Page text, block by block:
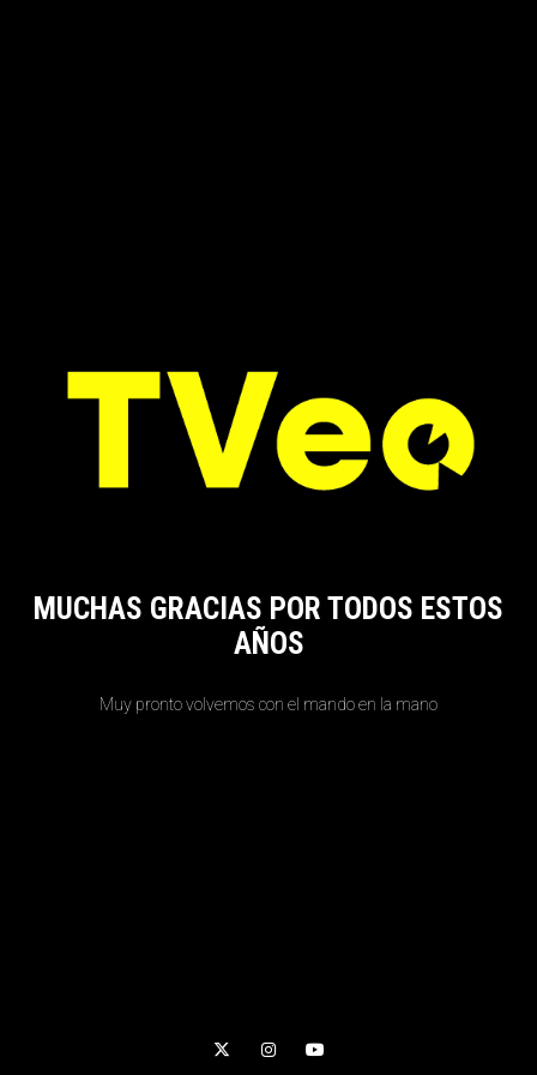
MUCHAS GRACIAS POR TODOS ESTOS
AÑOS
Muy pronto volvemos con el mando en la mano